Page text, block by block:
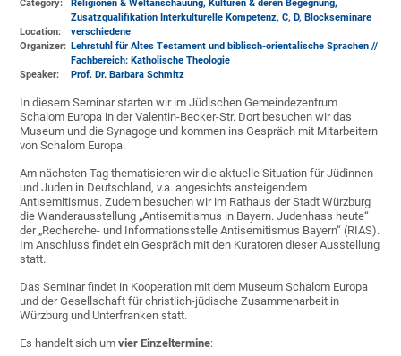
Category:
Religionen & Weltanschauung, Kulturen & deren Begegnung,
Zusatzqualifikation Interkulturelle Kompetenz, C, D, Blockseminare
Location:
verschiedene
Organizer: Lehrstuhl für Altes Testament und biblisch-orientalische Sprachen //
Fachbereich: Katholische Theologie
Speaker:
Prof. Dr. Barbara Schmitz
In diesem Seminar starten wir im Jüdischen Gemeindezentrum
Schalom Europa in der Valentin-Becker-Str. Dort besuchen wir das
Museum und die Synagoge und kommen ins Gespräch mit Mitarbeitern
von Schalom Europa.
Am nächsten Tag thematisieren wir die aktuelle Situation für Jüdinnen
und Juden in Deutschland, v.a. angesichts ansteigendem
Antisemitismus. Zudem besuchen wir im Rathaus der Stadt Würzburg
die Wanderausstellung „Antisemitismus in Bayern. Judenhass heute“
der „Recherche- und Informationsstelle Antisemitismus Bayern“ (RIAS).
Im Anschluss findet ein Gespräch mit den Kuratoren dieser Ausstellung
statt.
Das Seminar findet in Kooperation mit dem Museum Schalom Europa
und der Gesellschaft für christlich-jüdische Zusammenarbeit in
Würzburg und Unterfranken statt.
Es handelt sich umvier Einzeltermine: